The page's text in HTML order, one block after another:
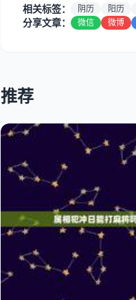
相关标签： 阴历 阳历
分享文章： 微信 微博
推荐